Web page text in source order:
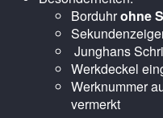
Borduhrohne
Junghans
Werkdeckel
Werknummer
vermerkt